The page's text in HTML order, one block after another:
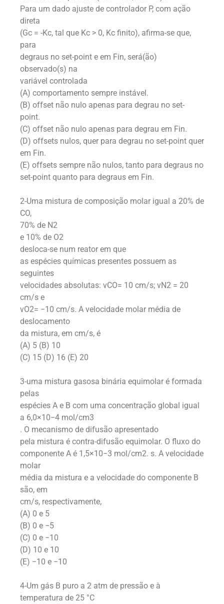
Para um dado ajuste de controlador P, com ação
direta
(Gc = -Kc, tal que Kc > 0, Kc finito), afirma-se que,
para
degraus no set-point e em Fin, será(ão)
observado(s) na
variável controlada
(A) comportamento sempre instável.
(B) offset não nulo apenas para degrau no set-
point.
(C) offset não nulo apenas para degrau em Fin.
(D) offsets nulos, quer para degrau no set-point quer
em Fin.
(E) offsets sempre não nulos, tanto para degraus no
set-point quanto para degraus em Fin.
2-Uma mistura de composição molar igual a 20% de
CO,
70% de N2
e 10% de O2
desloca-se num reator em que
as espécies químicas presentes possuem as
seguintes
velocidades absolutas: vCO= 10 cm/s; vN2 = 20
cm/s e
vO2= −10 cm/s. A velocidade molar média de
deslocamento
da mistura, em cm/s, é
(A) 5 (B) 10
(C) 15 (D) 16 (E) 20
3-uma mistura gasosa binária equimolar é formada
pelas
espécies A e B com uma concentração global igual
a 6,0×10−4 mol/cm3
. O mecanismo de difusão apresentado
pela mistura é contra-difusão equimolar. O fluxo do
componente A é 1,5×10−3 mol/cm2. s. A velocidade
molar
média da mistura e a velocidade do componente B
são, em
cm/s, respectivamente,
(A) 0 e 5
(B) 0 e −5
(C) 0 e −10
(D) 10 e 10
(E) −10 e −10
4-Um gás B puro a 2 atm de pressão e à
temperatura de 25 °C